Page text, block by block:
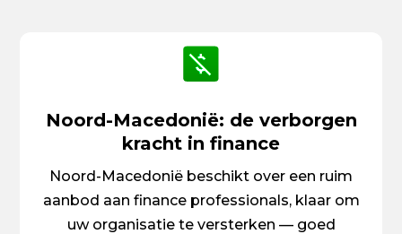
Noord-Macedonië: de verborgen
kracht in finance
Noord-Macedonië beschikt over een ruim
aanbod aan finance professionals, klaar om
uw organisatie te versterken — goed